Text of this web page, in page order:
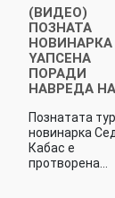
(ВИДЕО)
ПОЗНАТА
НОВИНАРКА
YAПСEНА
ПОРАДИ
НAВРЕДА
Познатата
новинарка
Кабас е
протворена…